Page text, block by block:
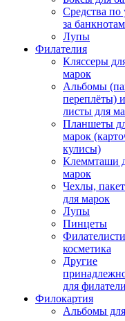
Средства по
за
Лупы
Филателия
Кляссеры
марок
Альбомы
переплёты) и
листы для
Планшеты
марок
кулисы)
Клеммташи
марок
Чехлы,
для марок
Лупы
Пинцеты
косметика
Другие
для
Филокартия
Альбомы для